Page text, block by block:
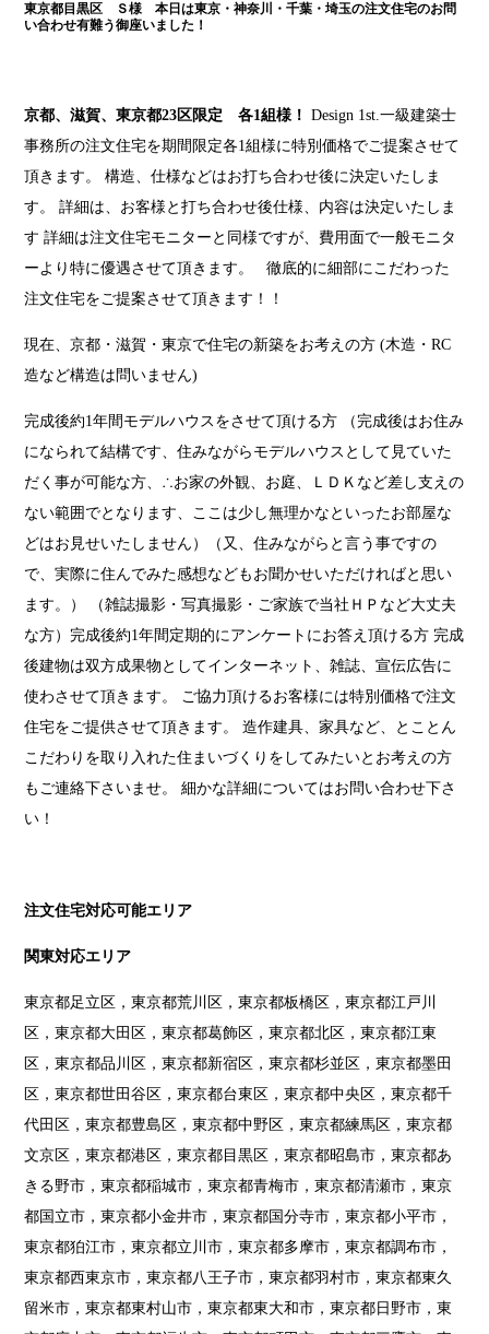
東京都目黒区 Ｓ様 本日は東京・神奈川・千葉・埼玉の注文住宅のお問
い合わせ有難う御座いました！
京都、滋賀、東京都23区限定 各1組様！ Design 1st.一級建築士
事務所の注文住宅を期間限定各1組様に特別価格でご提案させて
頂きます。 構造、仕様などはお打ち合わせ後に決定いたしま
す。 詳細は、お客様と打ち合わせ後仕様、内容は決定いたしま
す 詳細は注文住宅モニターと同様ですが、費用面で一般モニタ
ーより特に優遇させて頂きます。 徹底的に細部にこだわった
注文住宅をご提案させて頂きます！！
現在、京都・滋賀・東京で住宅の新築をお考えの方 (木造・RC
造など構造は問いません)
完成後約1年間モデルハウスをさせて頂ける方 （完成後はお住み
になられて結構です、住みながらモデルハウスとして見ていた
だく事が可能な方、∴お家の外観、お庭、ＬＤＫなど差し支えの
ない範囲でとなります、ここは少し無理かなといったお部屋な
どはお見せいたしません）（又、住みながらと言う事ですの
で、実際に住んでみた感想などもお聞かせいただければと思い
ます。） （雑誌撮影・写真撮影・ご家族で当社ＨＰなど大丈夫
な方）完成後約1年間定期的にアンケートにお答え頂ける方 完成
後建物は双方成果物としてインターネット、雑誌、宣伝広告に
使わさせて頂きます。 ご協力頂けるお客様には特別価格で注文
住宅をご提供させて頂きます。 造作建具、家具など、とことん
こだわりを取り入れた住まいづくりをしてみたいとお考えの方
もご連絡下さいませ。 細かな詳細についてはお問い合わせ下さ
い！
注文住宅対応可能エリア
関東対応エリア
東京都足立区，東京都荒川区，東京都板橋区，東京都江戸川
区，東京都大田区，東京都葛飾区，東京都北区，東京都江東
区，東京都品川区，東京都新宿区，東京都杉並区，東京都墨田
区，東京都世田谷区，東京都台東区，東京都中央区，東京都千
代田区，東京都豊島区，東京都中野区，東京都練馬区，東京都
文京区，東京都港区，東京都目黒区，東京都昭島市，東京都あ
きる野市，東京都稲城市，東京都青梅市，東京都清瀬市，東京
都国立市，東京都小金井市，東京都国分寺市，東京都小平市，
東京都狛江市，東京都立川市，東京都多摩市，東京都調布市，
東京都西東京市，東京都八王子市，東京都羽村市，東京都東久
留米市，東京都東村山市，東京都東大和市，東京都日野市，東